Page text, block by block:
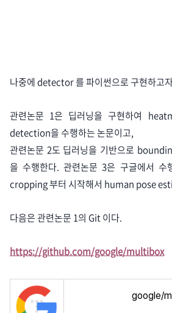
나중에 detector 를 파이썬으로 구현하고
관련논문 1은 딥러닝을 구현하여
detection을 수행하는 논문이고,
관련논문 2도 딥러닝을 기반으로
을 수행한다. 관련논문 3은 구글에서 수
cropping 부터 시작해서 human pose
다음은 관련논문 1의 Git 이다.
https://github.com/google/multibox
google/